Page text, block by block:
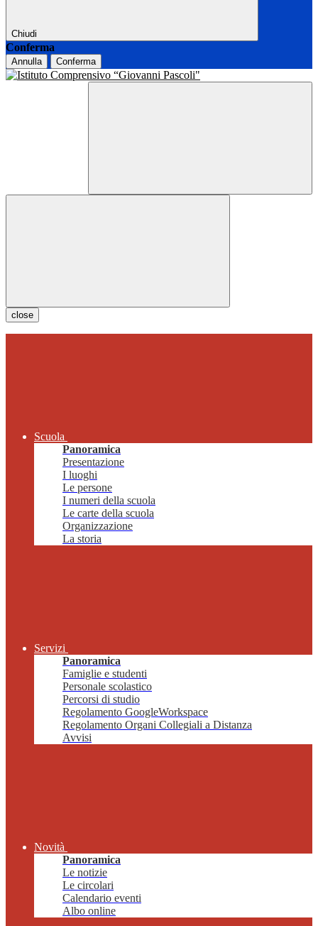
Chiudi
Conferma
Annulla Conferma
close
Scuola
Panoramica
Presentazione
I luoghi
Le persone
I numeri della scuola
Le carte della scuola
Organizzazione
La storia
Servizi
Panoramica
Famiglie e studenti
Personale scolastico
Percorsi di studio
Regolamento GoogleWorkspace
Regolamento Organi Collegiali a Distanza
Avvisi
Novità
Panoramica
Le notizie
Le circolari
Calendario eventi
Albo online